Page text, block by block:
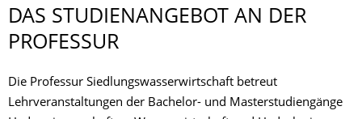
DAS STUDIENANGEBOT AN DER
PROFESSUR
Die Professur Siedlungswasserwirtschaft betreut
Lehrveranstaltungen der Bachelor- und Masterstudiengänge